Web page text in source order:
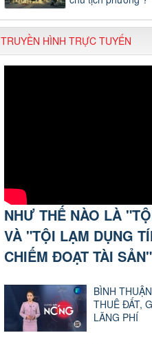
TRUYỀN HÌNH TRỰC TUYẾN
NHƯ THẾ NÀO LÀ
VÀ "TỘI LẠM DỤNG
CHIẾM ĐOẠT TÀI
BÌNH
THUÊ ĐẤT,
LÃNG PHÍ